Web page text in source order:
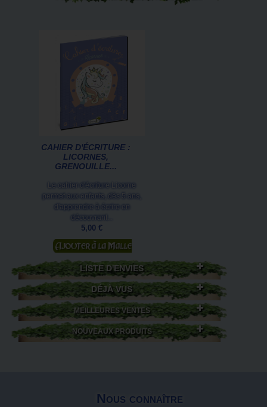
CAHIER D'ÉCRITURE :
LICORNES,
GRENOUILLE...
Le cahier d'écriture Licorne
permet aux enfants, dès 5 ans,
d'apprendre à écrire en
découvrant...
5,00 €
Ajouter au panier
LISTE D'ENVIES
DÉJÀ VUS
MEILLEURES VENTES
NOUVEAUX PRODUITS
Nous connaître